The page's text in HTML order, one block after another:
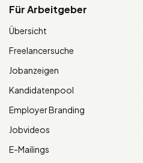
Für Arbeitgeber
Übersicht
Freelancersuche
Jobanzeigen
Kandidatenpool
Employer Branding
Jobvideos
E-Mailings